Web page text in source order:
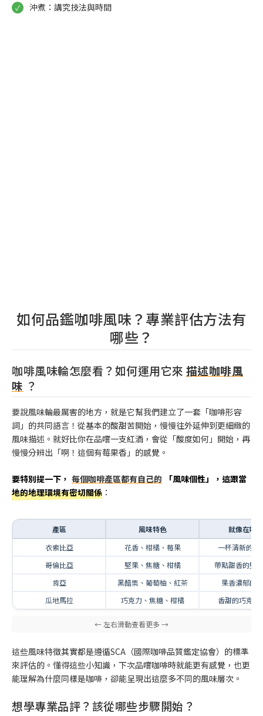
沖煮：講究技法與時間
如何品鑑咖啡風味？專業評估方法有
哪些？
咖啡風味輪怎麼看？如何運用它來 描述咖啡風
味 ？
要說風味輪最厲害的地方，就是它幫我們建立了一套「咖啡形容
詞」的共同語言！從基本的酸甜苦開始，慢慢往外延伸到更細緻的
風味描述。就好比你在品嚐一支紅酒，會從「酸度如何」開始，再
慢慢分辨出「啊！這個有莓果香」的感覺。
要特別提一下， 每個咖啡產區都有自己的
「風味個性」，這跟當
地的地理環境有密切關係 ：
產區 風味特色
就像在喝…
衣索比亞
花香、柑橘、莓果
一杯清新的花
哥倫比亞
堅果、焦糖、柑橘
帶點甜香的堅
肯亞
黑醋栗、葡萄柚、紅茶
果香濃郁的
瓜地馬拉
巧克力、焦糖、柑橘 香甜的巧克力
這些風味特徵其實都是遵循SCA（國際咖啡品質鑑定協會）的標準
來評估的。懂得這些小知識，下次品嚐咖啡時就能更有感覺，也更
能理解為什麼同樣是咖啡，卻能呈現出這麼多不同的風味層次。
想學專業品評？該從哪些步驟開始？